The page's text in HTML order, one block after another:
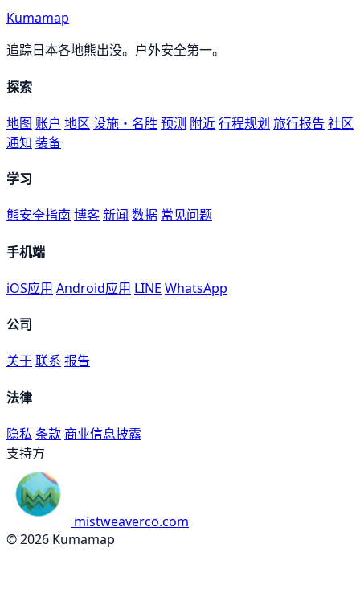
Kumamap
追踪日本各地熊出没。户外安全第一。
探索
地图 账户 地区 设施・名胜 预测 附近行程规划 旅行报告 社区
通知 装备
学习
熊安全指南 博客新闻 数据 常见问题
手机端
iOS应用 Android应用 LINE WhatsApp
公司
关于联系 报告
法律
隐私 条款 商业信息披露
支持方
mistweaverco.com
© 2026 Kumamap